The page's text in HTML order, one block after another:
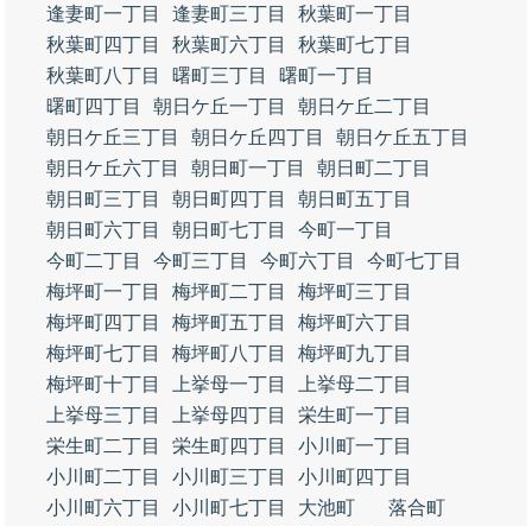
逢妻町一丁目 逢妻町三丁目
秋葉町一丁目
秋葉町四丁目
秋葉町六丁目
秋葉町七丁目
秋葉町八丁目
曙町三丁目
曙町一丁目
曙町四丁目
朝日ケ丘一丁目
朝日ケ丘二丁目
朝日ケ丘三丁目
朝日ケ丘四丁目
朝日ケ丘五丁目
朝日ケ丘六丁目
朝日町一丁目
朝日町二丁目
朝日町三丁目
朝日町四丁目
朝日町五丁目
朝日町六丁目
朝日町七丁目
今町一丁目
今町二丁目
今町三丁目 今町六丁目
今町七丁目
梅坪町一丁目
梅坪町二丁目
梅坪町三丁目
梅坪町四丁目
梅坪町五丁目
梅坪町六丁目
梅坪町七丁目
梅坪町八丁目
梅坪町九丁目
梅坪町十丁目
上挙母一丁目
上挙母二丁目
上挙母三丁目
上挙母四丁目
栄生町一丁目
栄生町二丁目
栄生町四丁目
小川町一丁目
小川町二丁目
小川町三丁目
小川町四丁目
小川町六丁目
小川町七丁目 大池町
落合町